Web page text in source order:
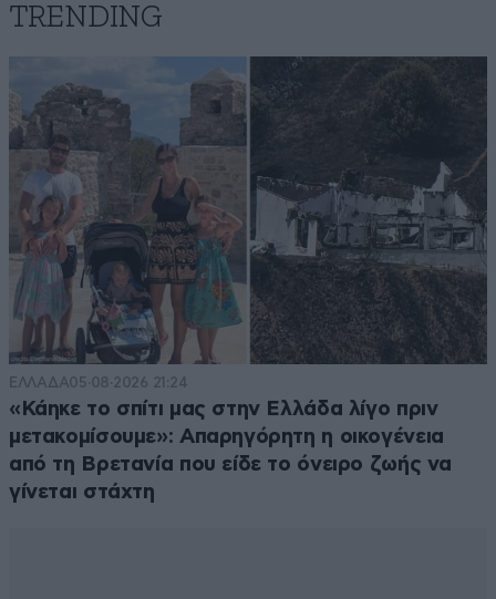
TRENDING
ΕΛΛΑΔΑ05·08·2026 21:24
«Κάηκε το σπίτι μας στην Ελλάδα λίγο πριν
μετακομίσουμε»: Απαρηγόρητη η οικογένεια
από τη Βρετανία που είδε το όνειρο ζωής να
γίνεται στάχτη